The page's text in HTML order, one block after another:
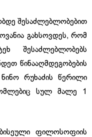
შესაძლებლობებით
გახსოვდეს, რომ
შესაძლებლობებს
წინააღმდეგობების
ნინო რუხაძის წერილი
სულ მალე 1
ფილოსოფიის